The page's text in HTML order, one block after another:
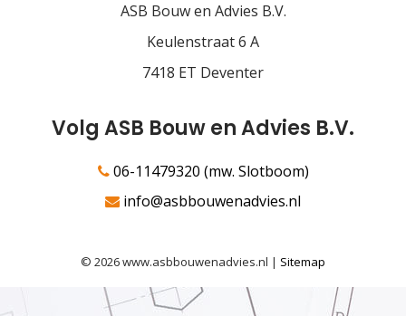
ASB Bouw en Advies B.V.
Keulenstraat 6 A
7418 ET Deventer
Volg ASB Bouw en Advies B.V.
06-11479320 (mw. Slotboom)
info@asbbouwenadvies.nl
© 2026 www.asbbouwenadvies.nl | Sitemap